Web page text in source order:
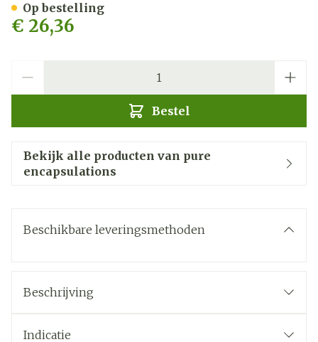
€ 26,36
Bestel
Op bestelling
Bekijk alle producten van pure
encapsulations
Beschikbare leveringsmethoden
Beschrijving
Indicatie